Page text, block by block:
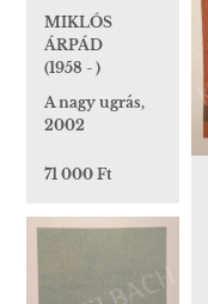
MIKLÓS
ÁRPÁD
(1958 - )
A nagy ugrás,
2002
71 000 Ft